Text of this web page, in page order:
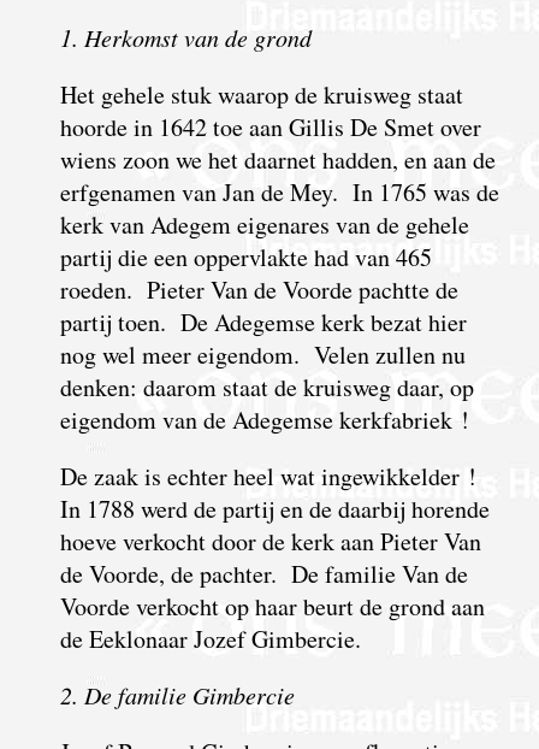
1. Herkomst van de grond
Het gehele stuk waarop de kruisweg staat
hoorde in 1642 toe aan Gillis De Smet over
wiens zoon we het daarnet hadden, en aan de
erfgenamen van Jan de Mey. In 1765 was de
kerk van Adegem eigenares van de gehele
partij die een oppervlakte had van 465
roeden. Pieter Van de Voorde pachtte de
partij toen. De Adegemse kerk bezat hier
nog wel meer eigendom. Velen zullen nu
denken: daarom staat de kruisweg daar, op
eigendom van de Adegemse kerkfabriek !
De zaak is echter heel wat ingewikkelder !
In 1788 werd de partij en de daarbij horende
hoeve verkocht door de kerk aan Pieter Van
de Voorde, de pachter. De familie Van de
Voorde verkocht op haar beurt de grond aan
de Eeklonaar Jozef Gimbercie.
2. De familie Gimbercie